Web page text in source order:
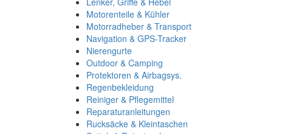
Motorenteile & Kühler
Motorradheber & Transport
Navigation & GPS-Tracker
Nierengurte
Outdoor & Camping
Protektoren & Airbagsys.
Regenbekleidung
Reiniger & Pflegemittel
Reparaturanleitungen
Rucksäcke & Kleintaschen